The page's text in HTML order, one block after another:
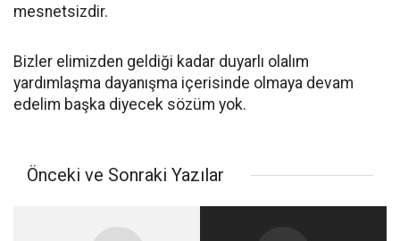
mesnetsizdir.
Bizler elimizden geldiği kadar duyarlı olalım
yardımlaşma dayanışma içerisinde olmaya devam
edelim başka diyecek sözüm yok.
Önceki ve Sonraki Yazılar